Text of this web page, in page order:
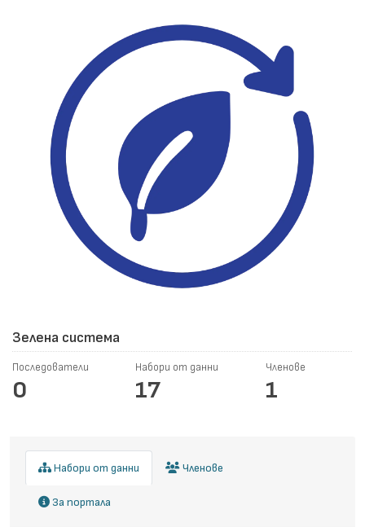
Зелена система
Последователи
0
Набори от данни
17
Членове
1
Набори от данни Членове
За портала